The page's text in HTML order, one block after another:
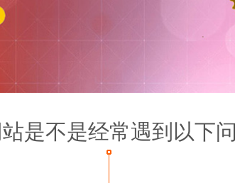
是不是经常遇到以下